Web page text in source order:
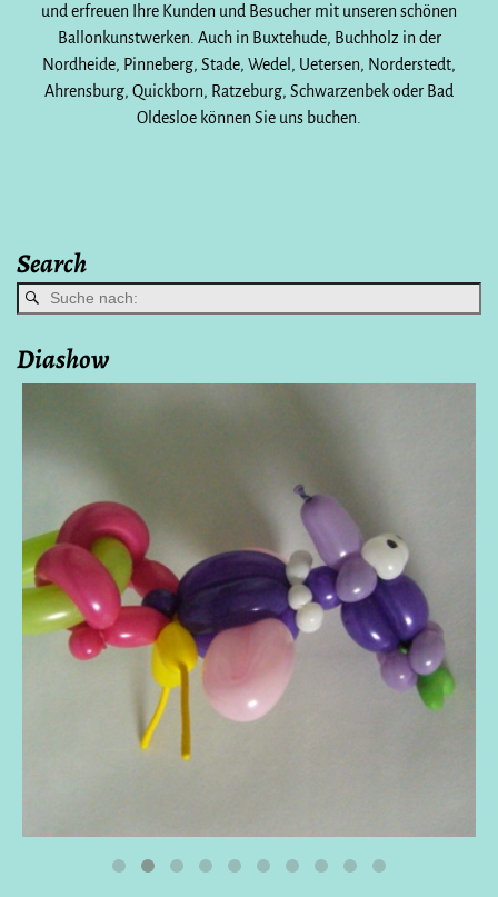
und erfreuen Ihre Kunden und Besucher mit unseren schönen
Ballonkunstwerken. Auch in Buxtehude, Buchholz in der
Nordheide, Pinneberg, Stade, Wedel, Uetersen, Norderstedt,
Ahrensburg, Quickborn, Ratzeburg, Schwarzenbek oder Bad
Oldesloe können Sie uns buchen.
Search
Diashow